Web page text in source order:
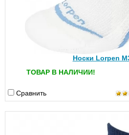
Носки Lorpen
ТОВАР В НАЛИЧИИ!
Сравнить